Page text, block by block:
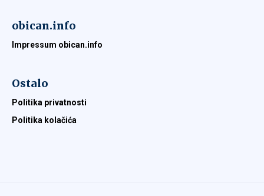
obican.info
Impressum obican.info
Ostalo
Politika privatnosti
Politika kolačića